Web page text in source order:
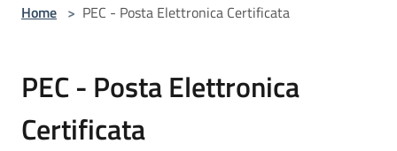
Home > PEC - Posta Elettronica Certificata
PEC - Posta Elettronica
Certificata